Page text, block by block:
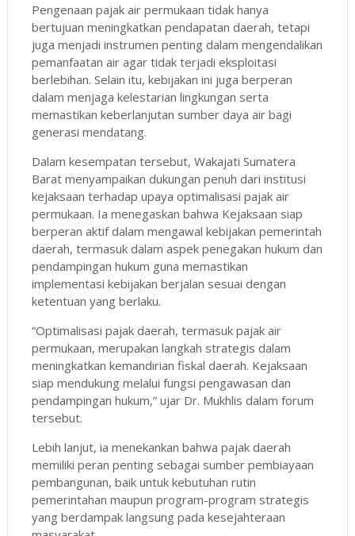
Pengenaan pajak air permukaan tidak hanya
bertujuan meningkatkan pendapatan daerah, tetapi
juga menjadi instrumen penting dalam mengendalikan
pemanfaatan air agar tidak terjadi eksploitasi
berlebihan. Selain itu, kebijakan ini juga berperan
dalam menjaga kelestarian lingkungan serta
memastikan keberlanjutan sumber daya air bagi
generasi mendatang.
Dalam kesempatan tersebut, Wakajati Sumatera
Barat menyampaikan dukungan penuh dari institusi
kejaksaan terhadap upaya optimalisasi pajak air
permukaan. Ia menegaskan bahwa Kejaksaan siap
berperan aktif dalam mengawal kebijakan pemerintah
daerah, termasuk dalam aspek penegakan hukum dan
pendampingan hukum guna memastikan
implementasi kebijakan berjalan sesuai dengan
ketentuan yang berlaku.
“Optimalisasi pajak daerah, termasuk pajak air
permukaan, merupakan langkah strategis dalam
meningkatkan kemandirian fiskal daerah. Kejaksaan
siap mendukung melalui fungsi pengawasan dan
pendampingan hukum,” ujar Dr. Mukhlis dalam forum
tersebut.
Lebih lanjut, ia menekankan bahwa pajak daerah
memiliki peran penting sebagai sumber pembiayaan
pembangunan, baik untuk kebutuhan rutin
pemerintahan maupun program-program strategis
yang berdampak langsung pada kesejahteraan